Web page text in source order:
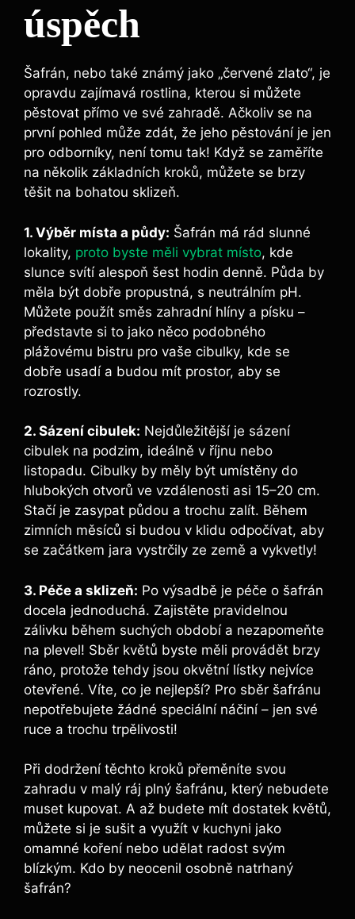
úspěch
Šafrán, nebo také známý jako „červené zlato“, je
opravdu zajímavá rostlina, kterou si můžete
pěstovat přímo ve své zahradě. Ačkoliv se na
první pohled může zdát, že jeho pěstování je jen
pro odborníky, není tomu tak! Když se zaměříte
na několik základních kroků, můžete se brzy
těšit na bohatou sklizeň.
1. Výběr místa a půdy: Šafrán má rád slunné
lokality, proto byste měli vybrat místo, kde
slunce svítí alespoň šest hodin denně. Půda by
měla být dobře propustná, s neutrálním pH.
Můžete použít směs zahradní hlíny a písku –
představte si to jako něco podobného
plážovému bistru pro vaše cibulky, kde se
dobře usadí a budou mít prostor, aby se
rozrostly.
2. Sázení cibulek: Nejdůležitější je sázení
cibulek na podzim, ideálně v říjnu nebo
listopadu. Cibulky by měly být umístěny do
hlubokých otvorů ve vzdálenosti asi 15–20 cm.
Stačí je zasypat půdou a trochu zalít. Během
zimních měsíců si budou v klidu odpočívat, aby
se začátkem jara vystrčily ze země a vykvetly!
3. Péče a sklizeň: Po výsadbě je péče o šafrán
docela jednoduchá. Zajistěte pravidelnou
zálivku během suchých období a nezapomeňte
na plevel! Sběr květů byste měli provádět brzy
ráno, protože tehdy jsou okvětní lístky nejvíce
otevřené. Víte, co je nejlepší? Pro sběr šafránu
nepotřebujete žádné speciální náčiní – jen své
ruce a trochu trpělivosti!
Při dodržení těchto kroků přeměníte svou
zahradu v malý ráj plný šafránu, který nebudete
muset kupovat. A až budete mít dostatek květů,
můžete si je sušit a využít v kuchyni jako
omamné koření nebo udělat radost svým
blízkým. Kdo by neocenil osobně natrhaný
šafrán?